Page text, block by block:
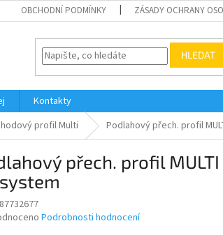
OBCHODNÍ PODMÍNKY ZÁSADY OCHRANY
HLEDAT
Kontakty
profil Multi Podlahový přech. profil
přech. profil
Podrobnosti hodnocení